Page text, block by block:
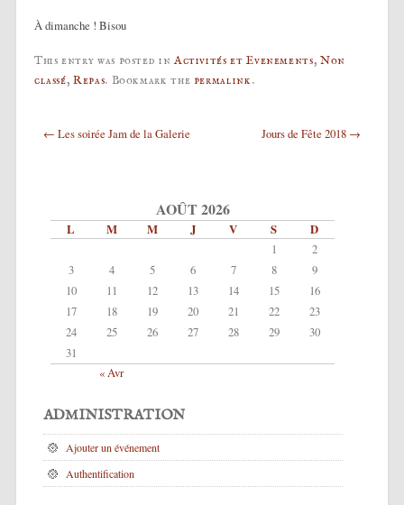
À dimanche ! Bisou
This entry was posted in Activités et Evenements, Non
classé,Repas. Bookmark the permalink.
Post navigation
← Les soirée Jam de la Galerie Jours de Fête 2018 →
AOÛT 2026
L M M J V S D
« Avr
1
2
3
4 5 6 7 8
9
10
11 12 13 14 15
16
17
18 19 20 21 22
23
24
25 26 27 28 29
30
31
ADMINISTRATION
Ajouter un événement
Authentification